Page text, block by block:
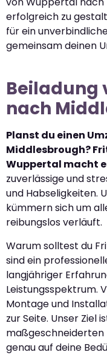
erfolgreich zu
für ein
gemeinsam deinen
Beiladung
nach
Planst du einen
Middlesbrough?
Wuppertal macht
zuverlässige und
und Habseligkeiten.
kümmern sich um
reibungslos verläuft.
Warum solltest du
sind ein
langjähriger
Leistungsspektrum.
Montage und
zur Seite. Unser Ziel
maßgeschneiderten
genau auf deine